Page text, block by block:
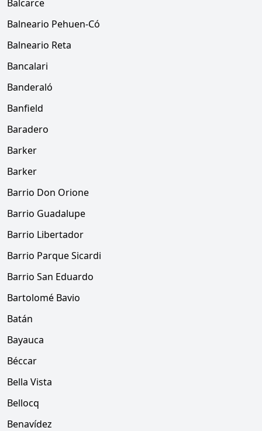
Balcarce
Balneario Pehuen-Có
Balneario Reta
Bancalari
Banderaló
Banfield
Baradero
Barker
Barker
Barrio Don Orione
Barrio Guadalupe
Barrio Libertador
Barrio Parque Sicardi
Barrio San Eduardo
Bartolomé Bavio
Batán
Bayauca
Béccar
Bella Vista
Bellocq
Benavídez